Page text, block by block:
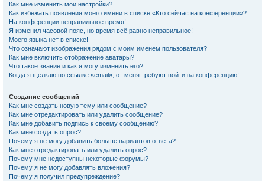
Как мне изменить мои настройки?
Как избежать появления моего имени в списке «Кто сейчас на конференции»?
На конференции неправильное время!
Я изменил часовой пояс, но время всё равно неправильное!
Моего языка нет в списке!
Что означают изображения рядом с моим именем пользователя?
Как мне включить отображение аватары?
Что такое звание и как я могу изменить его?
Когда я щёлкаю по ссылке «email», от меня требуют войти на конференцию!
Создание сообщений
Как мне создать новую тему или сообщение?
Как мне отредактировать или удалить сообщение?
Как мне добавить подпись к своему сообщению?
Как мне создать опрос?
Почему я не могу добавить больше вариантов ответа?
Как мне отредактировать или удалить опрос?
Почему мне недоступны некоторые форумы?
Почему я не могу добавлять вложения?
Почему я получил предупреждение?